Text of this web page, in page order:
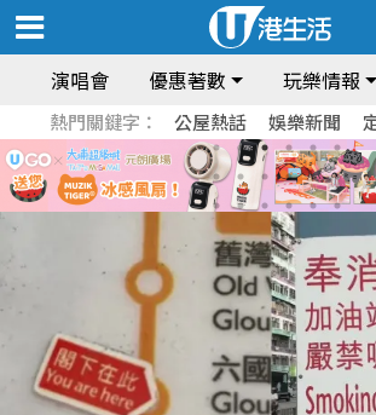
演唱會 優惠著數 玩樂情報
熱門關鍵字： 公屋熱話 娛樂新聞